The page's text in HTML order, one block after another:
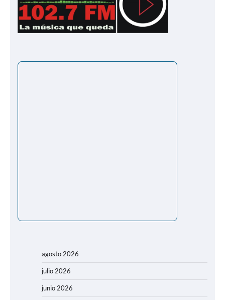
agosto 2026
julio 2026
junio 2026